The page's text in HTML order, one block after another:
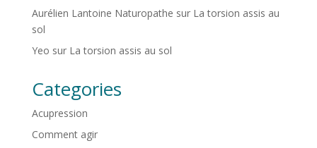
Aurélien Lantoine Naturopathe sur La torsion assis au
sol
Yeo sur La torsion assis au sol
Categories
Acupression
Comment agir